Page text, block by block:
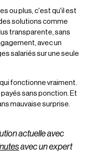
ou plus, c'est qu'il est
solutions comme
transparente, sans
avec un
salariés sur une seule
fonctionne vraiment.
sans ponction. Et
mauvaise surprise.
actuelle avec
avec un expert